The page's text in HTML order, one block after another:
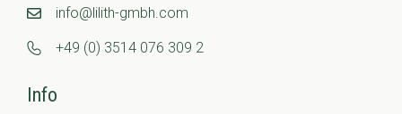
info@lilith-gmbh.com
+49 (0) 3514 076 309 2
Info